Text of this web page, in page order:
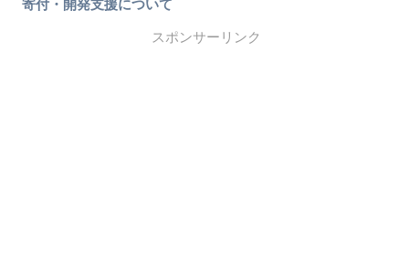
寄付・開発支援について
スポンサーリンク